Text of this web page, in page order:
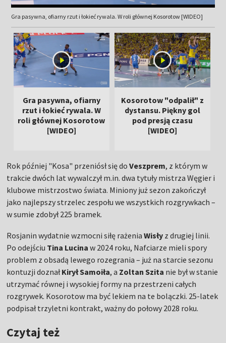
Gra pasywna, ofiarny rzut i łokieć rywala. W roli głównej Kosorotow [WIDEO]
Gra pasywna, ofiarny
rzut i łokieć rywala. W
roli głównej Kosorotow
[WIDEO]
Kosorotow "odpalił" z
dystansu. Piękny gol
pod presją czasu
[WIDEO]
Rok później "Kosa" przeniósł się doVeszprem, z którym w
trakcie dwóch lat wywalczył m.in. dwa tytuły mistrza Węgier i
klubowe mistrzostwo świata. Miniony już sezon zakończył
jako najlepszy strzelec zespołu we wszystkich rozgrywkach –
w sumie zdobył 225 bramek.
Rosjanin wydatnie wzmocni siłę rażeniaWisły z drugiej linii.
Po odejściu Tina Lucinaw 2024 roku, Nafciarze mieli spory
problem z obsadą lewego rozegrania – już na starcie sezonu
kontuzji doznałKirył Samoiła, a Zoltan Szita nie był w stanie
utrzymać równej i wysokiej formy na przestrzeni całych
rozgrywek. Kosorotow ma być lekiem na te bolączki. 25-latek
podpisał trzyletni kontrakt, ważny do połowy 2028 roku.
Czytaj też